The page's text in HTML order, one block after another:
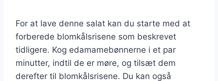
For at lave denne salat kan du starte med at
forberede blomkålsrisene som beskrevet
tidligere. Kog edamamebønnerne i et par
minutter, indtil de er møre, og tilsæt dem
derefter til blomkålsrisene. Du kan også